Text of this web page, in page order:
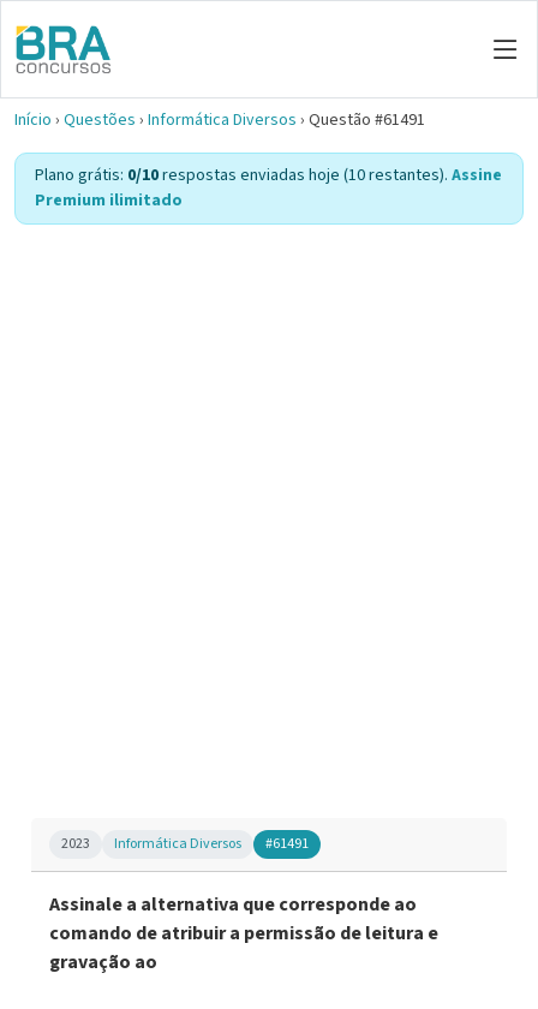
Início › Questões › Informática Diversos › Questão #61491
Plano grátis: 0/10respostas enviadas hoje (10 restantes). Assine
Premium ilimitado
2023 Informática Diversos #61491
Assinale a alternativa que corresponde ao
comando de atribuir a permissão de leitura e
gravação ao